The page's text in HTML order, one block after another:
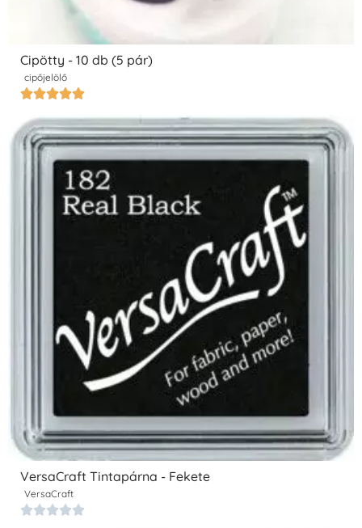
Cipötty - 10 db (5 pár)
cipőjelölő

VersaCraft Tintapárna - Fekete
VersaCraft
